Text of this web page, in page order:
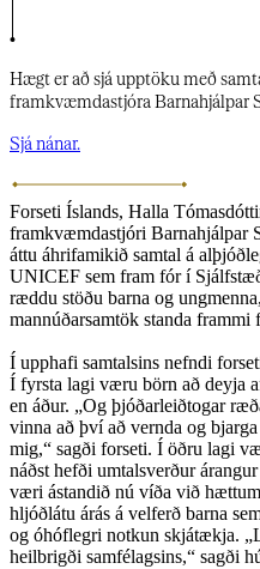
Hægt er að sjá upptöku með
framkvæmdastjóra Barnahjálpar Sameinuðu þjóðanna á vef UNICEF.​​​​‌
Sjá nánar.​​​​‌ ‍ ​‍​‍‌‍ ‌ ​‍‌‍‍‌‌‍‌ ‌‍‍‌‌‍ ‍​‍​‍​ ‍‍​‍​‍‌ ​ ‌‍​‌‌‍ ‍‌‍‍‌‌ ‌​‌ ‍‌​‍ ‍‌‍‍‌‌‍ ​‍​‍​‍ ​​‍​‍‌‍‍​‌ ​‍‌‍‌‌‌‍‌‍​‍​‍​ ‍‍​‍​‍‌‍‍​‌ ‌​‌ ‌​‌ ​​‌ ​ ​‍ ​‍ ‌‍‌‍‌‍ ‌ ​‍‌ ​ ‌‍‌‌‌ ‌​‌‍‍‌​‍ ‌‌‍‍‌‌ ​ ‌‍ ​‌‍​‌‌‍ ‍‌‍‌​‌ ​ ​‍ ‍‌ ‌‍‌‍‌‌‌ ​‍‌‍​ ‌‍‌‌‌‍ ​​‍ ‍‌‍​‌‌ ​​‌ ​​​‍ ‌ ​ ‌ ‌​‌ ‌‌‌‍‌​‌‍‍‌‌‍ ​‍ ‌‍‍‌‌‍ ‍‌ ‌​‌‍‌‌‌‍ ‍‌ ‌​​‍ ‌‍‌‌‌‍‌​‌‍‍‌‌ ‌​​‍ ‌‍ ‌‌‍ ‌‍‌​‌‍‌‌​ ‌‌ ​​‌ ​‍‌‍‌‌‌ ​ ‌‍‌‌‌‍ ‍‌ ‌​‌‍​‌‌ ‌​‌‍‍‌‌‍ ‌‍ ‍​ ‍ ‌‍‍‌‌‍‌​​ ‌​ ‌‍‌‍‌‍​ ‍‌​ ‍‌‌‍‌‌​ ‌ ‌‍​‍‌‍​‌​‍ ‌​ ​ ‌‍‌​‌‍‌​​ ‍‌​‍ ‌​ ‌​‌‍​ ​ ‍‌‌‍‌​​‍ ‌​ ‍​‌‍‌‍‌‍‌‌​ ‌ ​‍ ‌​ ‌​​ ​​‌‍‌‍​ ​ ‌‍​ ‌‍‌​​ ‍​​ ‌ ​ ‍​​ ‍​‌‍‌‌​ ​​​ ‍ ‌ ‌​‌ ‍‌‌ ​​‌‍‌‌​ ‌‌‍ ‍‌‍‌‌‌ ‌ ‌ ​ ​ ‍ ‌ ​​‌‍​‌‌ ‌​‌‍‍​​ ‌‌ ​​‌‍​‌‌‍‌ ‌‍‌‌‌​​‍‌ ‌‌‌‍‍‌‌‍ ​‌‍‌​‌‍‌‌‌ ​‍​‍‌‌​ ‌‌‌​​‍‌‌ ‌‍‍ ‌‍‌‌‌ ‍‌​‍‌‌​ ​ ‌​‌​​‍‌‌​ ​ ‌​‌​​‍‌‌​ ​‍​ ​‍​ ‌‍​ ‌‍​ ‌‌​ ‍​​ ​​​ ‌​​ ‌​‌‍‌‌‌‍​‍‌‍​ ​ ​ ‌‍‌‌​‍‌‌​ ​‍​ ​‍​‍‌‌​ ‌‌‌​‌​​‍ ‍‌‍​ ‌‍​‌‌‍ ​‌‍ ​‌‌‌​‌‍ ‌​​‌‌‍​ ‌ ‌​‌‍‍‌‌‍ ‌‍ ‍​‍ ‍‌‍​ ‌ ‌​‌‍​‌​‍ ‍‌‍ ‍‌‍​‌‌‍ ‌‌‍‌‌​ ‌‍​‍‌‍​‌‌ ​ ‌‍‌‌‌‌‌‌‌ ​‍‌‍ ​​ ‌‌‍‍​‌ ‌​‌ ‌​‌ ​​‌ ​ ​‍‌‌​ ​‍‌​‌‍​‍‌‌​ ​‍‌​‌‍‌‍‌‍‌‍ ‌ ​‍‌ ​ ‌‍‌‌‌ ‌​‌‍‍‌​‍ ‌‌‍‍‌‌ ​ ‌‍ ​‌‍​‌‌‍ ‍‌‍‌​‌ ​ ​‍ ‍‌ ‌‍‌‍‌‌‌ ​‍‌‍​ ‌‍‌‌‌‍ ​​‍ ‍‌‍​‌‌ ​​‌ ​​​‍‌‌​ ​‍‌​‌‍‌ ​ ‌ ‌​‌ ‌‌‌‍‌​‌‍‍‌‌‍ ​‍‌‍‌‍‍‌‌‍‌​​ ‌​ ‌‍‌‍‌‍​ ‍‌​ ‍‌‌‍‌‌​ ‌ ‌‍​‍‌‍​‌​‍ ‌​ ​ ‌‍‌​‌‍‌​​ ‍‌​‍ ‌​ ‌​‌‍​ ​ ‍‌‌‍‌​​‍ ‌​ ‍​‌‍‌‍‌‍‌‌​ ‌ ​‍ ‌​ ‌​​ ​​‌‍‌‍​ ​ ‌‍​ ‌‍‌​​ ‍​​ ‌ ​ ‍​​ ‍​‌‍‌‌​ ​​​‍‌‍‌ ‌​‌ ‍‌‌ ​​‌‍‌‌​ ‌‌‍ ‍‌‍‌‌‌ ‌ ‌ ​ ​‍‌‍‌ ​​‌‍​‌‌ ‌​‌‍‍​​ ‌‌ ​​‌‍​‌‌‍‌ ‌‍‌‌‌​​‍‌ ‌‌‌‍‍‌‌‍ ​‌‍‌​‌‍‌‌‌ ​‍​‍‌‌​ ‌‌‌​​‍‌‌ ‌‍‍ ‌‍‌‌‌ ‍‌​‍‌‌​ ​ ‌​‌​​‍‌‌​ ​ ‌​‌​​‍‌‌​ ​‍​ ​‍​ ‌‍​ ‌‍​ ‌‌​ ‍​​ ​​​ ‌​​ ‌​‌‍‌‌‌‍​‍‌‍​ ​ ​ ‌‍‌‌​‍‌‌​ ​‍​ ​‍​‍‌‌​ ‌‌‌​‌​​‍ ‍‌‍​ ‌‍​‌‌‍ ​‌‍ ​‌‌‌​‌‍ ‌​​‌‌‍​ ‌ ‌​‌‍‍‌‌‍ ‌‍ ‍​‍ ‍‌‍​ ‌ ‌​‌‍​‌​‍ ‍‌‍ ‍‌‍​‌‌‍ ‌‌‍‌‌​‍‌‍‌ ​​‌‍‌‌‌ ​‍‌ ​ ‌ ​​‌‍‌‌‌‍​ ‌ ‌​‌‍‍‌‌ ‌‍‌‍‌‌​ ‌‌ ​​‌ ‌‌‌‍​‍‌‍ ​‌‍‍‌‌ ​ ‌‍‍​‌‍‌‌‌‍‌​​‍​‍‌ ‌
Forseti Íslands, Halla
framkvæmdastjóri Barnahjálpar
áttu áhrifamikið samtal á
UNICEF sem fram fór í
ræddu stöðu barna og
mannúðarsamtök standa frammi
Í upphafi samtalsins nefndi
Í fyrsta lagi væru börn að deyja
en áður. „Og þjóðarleiðtogar
vinna að því að vernda og
mig,“ sagði forseti. Í öðru lagi
náðst hefði umtalsverður
væri ástandið nú víða við
hljóðlátu árás á velferð barna
og óhóflegri notkun skjátækja.
heilbrigði samfélagsins,“ sagði